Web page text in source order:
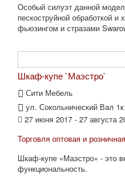
Особый силуэт данной
пескоструйной обработкой и
фьюзингом и стразами
Шкаф-купе `Маэстро`
Сити Мебель
ул. Сокольнический Вал
27 июня 2017 - 27 августа
Торговля оптовая и розничная
Шкаф-купе «Маэстро» - это
функциональность.